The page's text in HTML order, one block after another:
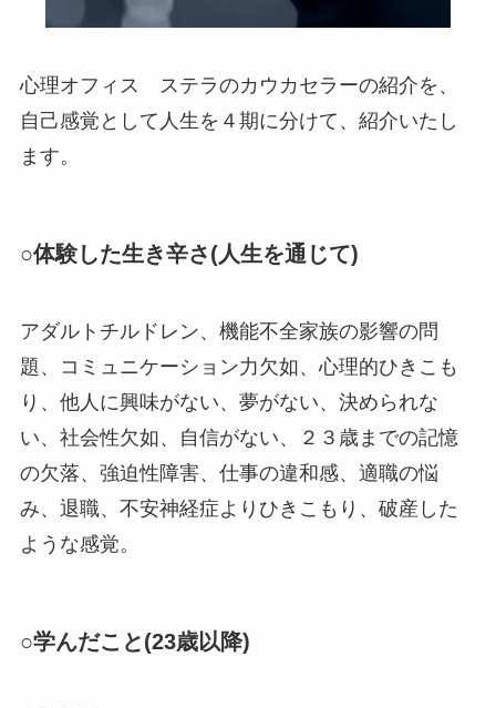
心理オフィス ステラのカウカセラーの紹介を、
自己感覚として人生を４期に分けて、紹介いたし
ます。
○体験した生き辛さ(人生を通じて)
アダルトチルドレン、機能不全家族の影響の問
題、コミュニケーション力欠如、心理的ひきこも
り、他人に興味がない、夢がない、決められな
い、社会性欠如、自信がない、２３歳までの記憶
の欠落、強迫性障害、仕事の違和感、適職の悩
み、退職、不安神経症よりひきこもり、破産した
ような感覚。
○学んだこと(23歳以降)